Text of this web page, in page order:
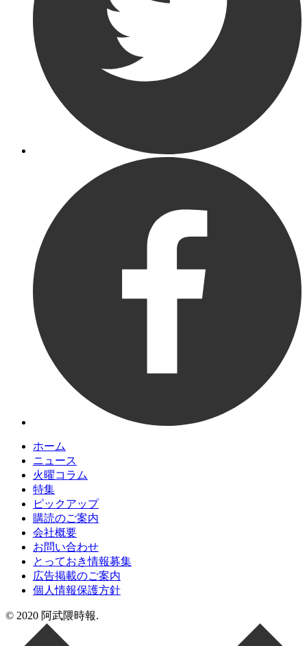
ホーム
ニュース
火曜コラム
特集
ピックアップ
購読のご案内
会社概要
お問い合わせ
とっておき情報募集
広告掲載のご案内
個人情報保護方針
© 2020 阿武隈時報.